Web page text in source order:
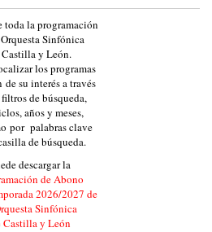
toda la programación
Sinfónica
Castilla y León.
los programas
de su interés a través
de búsqueda,
años y meses,
por palabras clave
de búsqueda.
descargar la
de Abono
2026/2027 de
Sinfónica
Castilla y León